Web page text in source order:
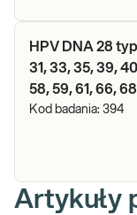
HPV DNA 28
31, 33, 35, 39,
58, 59, 61, 66,
Kod badania: 394
Artykuły